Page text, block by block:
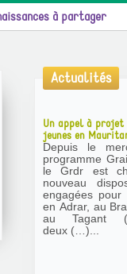
à partager
Actualités
Un appel à projet
jeunes en
Depuis le
programme
le Grdr est
nouveau
engagées pour
en Adrar, au
au Tagant
deux (…)...